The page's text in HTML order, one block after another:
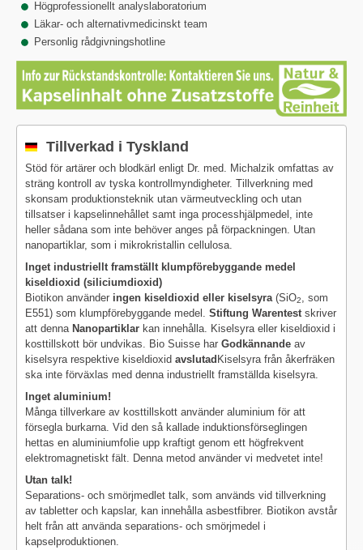
Högprofessionellt analyslaboratorium
Läkar- och alternativmedicinskt team
Personlig rådgivningshotline
Tillverkad i Tyskland
Stöd för artärer och blodkärl enligt Dr. med. Michalzik omfattas av
sträng kontroll av tyska kontrollmyndigheter. Tillverkning med
skonsam produktionsteknik utan värmeutveckling och utan
tillsatser i kapselinnehållet samt inga processhjälpmedel, inte
heller sådana som inte behöver anges på förpackningen. Utan
nanopartiklar, som i mikrokristallin cellulosa.
Inget industriellt framställt klumpförebyggande medel
kiseldioxid (siliciumdioxid)
Biotikon använder ingen kiseldioxid eller kiselsyra (SiO2
, som
E551) som klumpförebyggande medel. Stiftung Warentest skriver
att denna Nanopartiklar kan innehålla. Kiselsyra eller kiseldioxid i
kosttillskott bör undvikas. Bio Suisse har Godkännande av
kiselsyra respektive kiseldioxid avslutad Kiselsyra från åkerfräken
ska inte förväxlas med denna industriellt framställda kiselsyra.
Inget aluminium!
Många tillverkare av kosttillskott använder aluminium för att
försegla burkarna. Vid den så kallade induktionsförseglingen
hettas en aluminiumfolie upp kraftigt genom ett högfrekvent
elektromagnetiskt fält. Denna metod använder vi medvetet inte!
Utan talk!
Separations- och smörjmedlet talk, som används vid tillverkning
av tabletter och kapslar, kan innehålla asbestfibrer. Biotikon avstår
helt från att använda separations- och smörjmedel i
kapselproduktionen.